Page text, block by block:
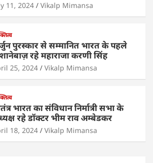
11, 2024 Vikalp Mimansa
पुरस्कार से सम्मानित भारत के पहले
रहे महाराजा करणी सिंह
25, 2024 Vikalp Mimansa
भारत का संविधान निर्मात्री सभा के
रहे डॉक्टर भीम राव अम्बेडकर
18, 2024 Vikalp Mimansa